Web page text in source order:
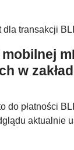
dla transakcji
w
do płatności
aktualnie